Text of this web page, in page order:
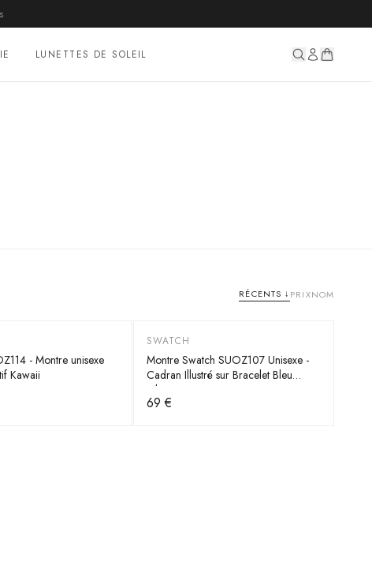
LUNETTES DE SOLEIL
RÉCENTS ↓ PRIXNOM
- Montre unisexe
Kawaii
SWATCH
Montre Swatch SUOZ107 Unisexe -
Cadran Illustré sur Bracelet Bleu
Silicone
69 €